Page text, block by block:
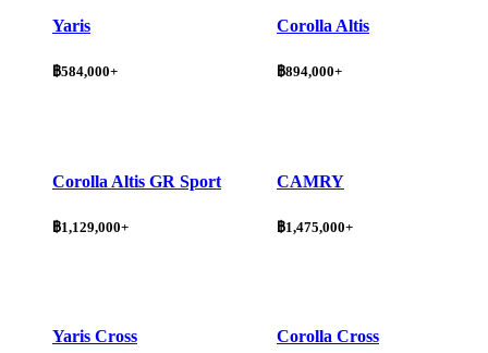
Yaris
฿584,000+
Corolla Altis
฿894,000+
Corolla Altis GR Sport
฿1,129,000+
CAMRY
฿1,475,000+
Yaris Cross Corolla Cross